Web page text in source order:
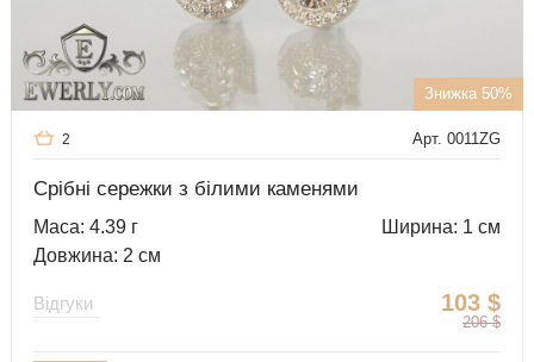
Знижка 50%
Арт. 0011ZG
2
Срібні сережки з білими каменями
Маса: 4.39 г
Ширина: 1 см
Довжина: 2 см
103 $
206 $
Відгуки